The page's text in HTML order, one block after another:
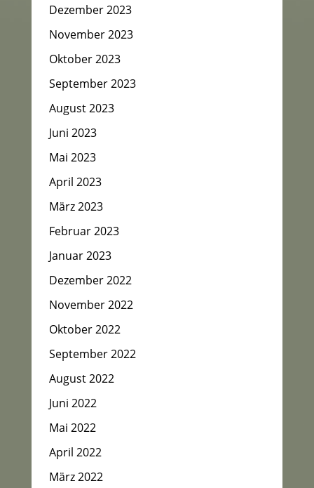
Dezember 2023
November 2023
Oktober 2023
September 2023
August 2023
Juni 2023
Mai 2023
April 2023
März 2023
Februar 2023
Januar 2023
Dezember 2022
November 2022
Oktober 2022
September 2022
August 2022
Juni 2022
Mai 2022
April 2022
März 2022